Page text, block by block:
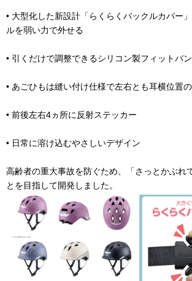
• 大型化した新設計「らくらくバックルカバー
ルを弱い力で外せる
• 引くだけで調整できるシリコン製フィットバ
• あごひもは縫い付け仕様で左右とも耳横位置
• 前後左右4ヵ所に反射ステッカー
• 日常に溶け込むやさしいデザイン
高齢者の重大事故を防ぐため、「さっとかぶれ
とを目指して開発しました。